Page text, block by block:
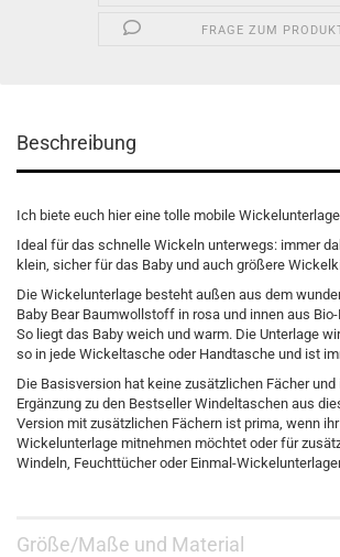
FRAGE ZUM
Beschreibung
Ich biete euch hier eine tolle mobile
Ideal für das schnelle Wickeln unterwegs: immer
klein, sicher für das Baby und auch größere
Die Wickelunterlage besteht außen aus dem
Baby Bear Baumwollstoff in rosa und innen aus
So liegt das Baby weich und warm. Die Unterlage
so in jede Wickeltasche oder Handtasche und ist
Die Basisversion hat keine zusätzlichen Fächer
Ergänzung zu den Bestseller Windeltaschen aus
Version mit zusätzlichen Fächern ist prima, wenn
Wickelunterlage mitnehmen möchtet oder für
Windeln, Feuchttücher oder Einmal-
Größe/Maße und Material